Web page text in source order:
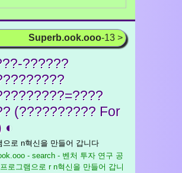
Superb.ook.ooo-13 >
??????
(?????????? For
◐
으로 n혁신을 만들어 갑니다
- search - 벤처 투자 연구 공
로그램으로 r n혁신을 만들어 갑니